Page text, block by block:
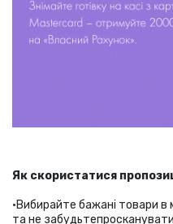
Як скористатися
•Вибирайте бажані товари в
та не